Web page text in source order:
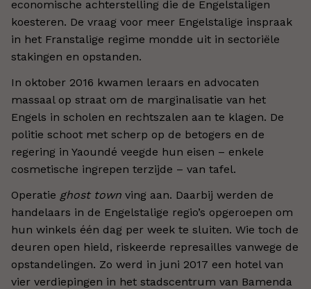
economische achterstelling die de Engelstaligen
koesteren. De vraag voor meer Engelstalige inspraak
in het Franstalige regime mondde uit in sectoriële
stakingen en opstanden.
In oktober 2016 kwamen leraars en advocaten
massaal op straat om de marginalisatie van het
Engels in scholen en rechtszalen aan te klagen. De
politie schoot met scherp op de betogers en de
regering in Yaoundé veegde hun eisen – enkele
cosmetische ingrepen terzijde – van tafel.
Operatie ghost town ving aan. Daarbij werden de
handelaars in de Engelstalige regio’s opgeroepen om
hun winkels één dag per week te sluiten. Wie toch de
deuren open hield, riskeerde represailles vanwege de
opstandelingen. Zo werd in juni 2017 een hotel van
vier verdiepingen in het stadscentrum van Bamenda